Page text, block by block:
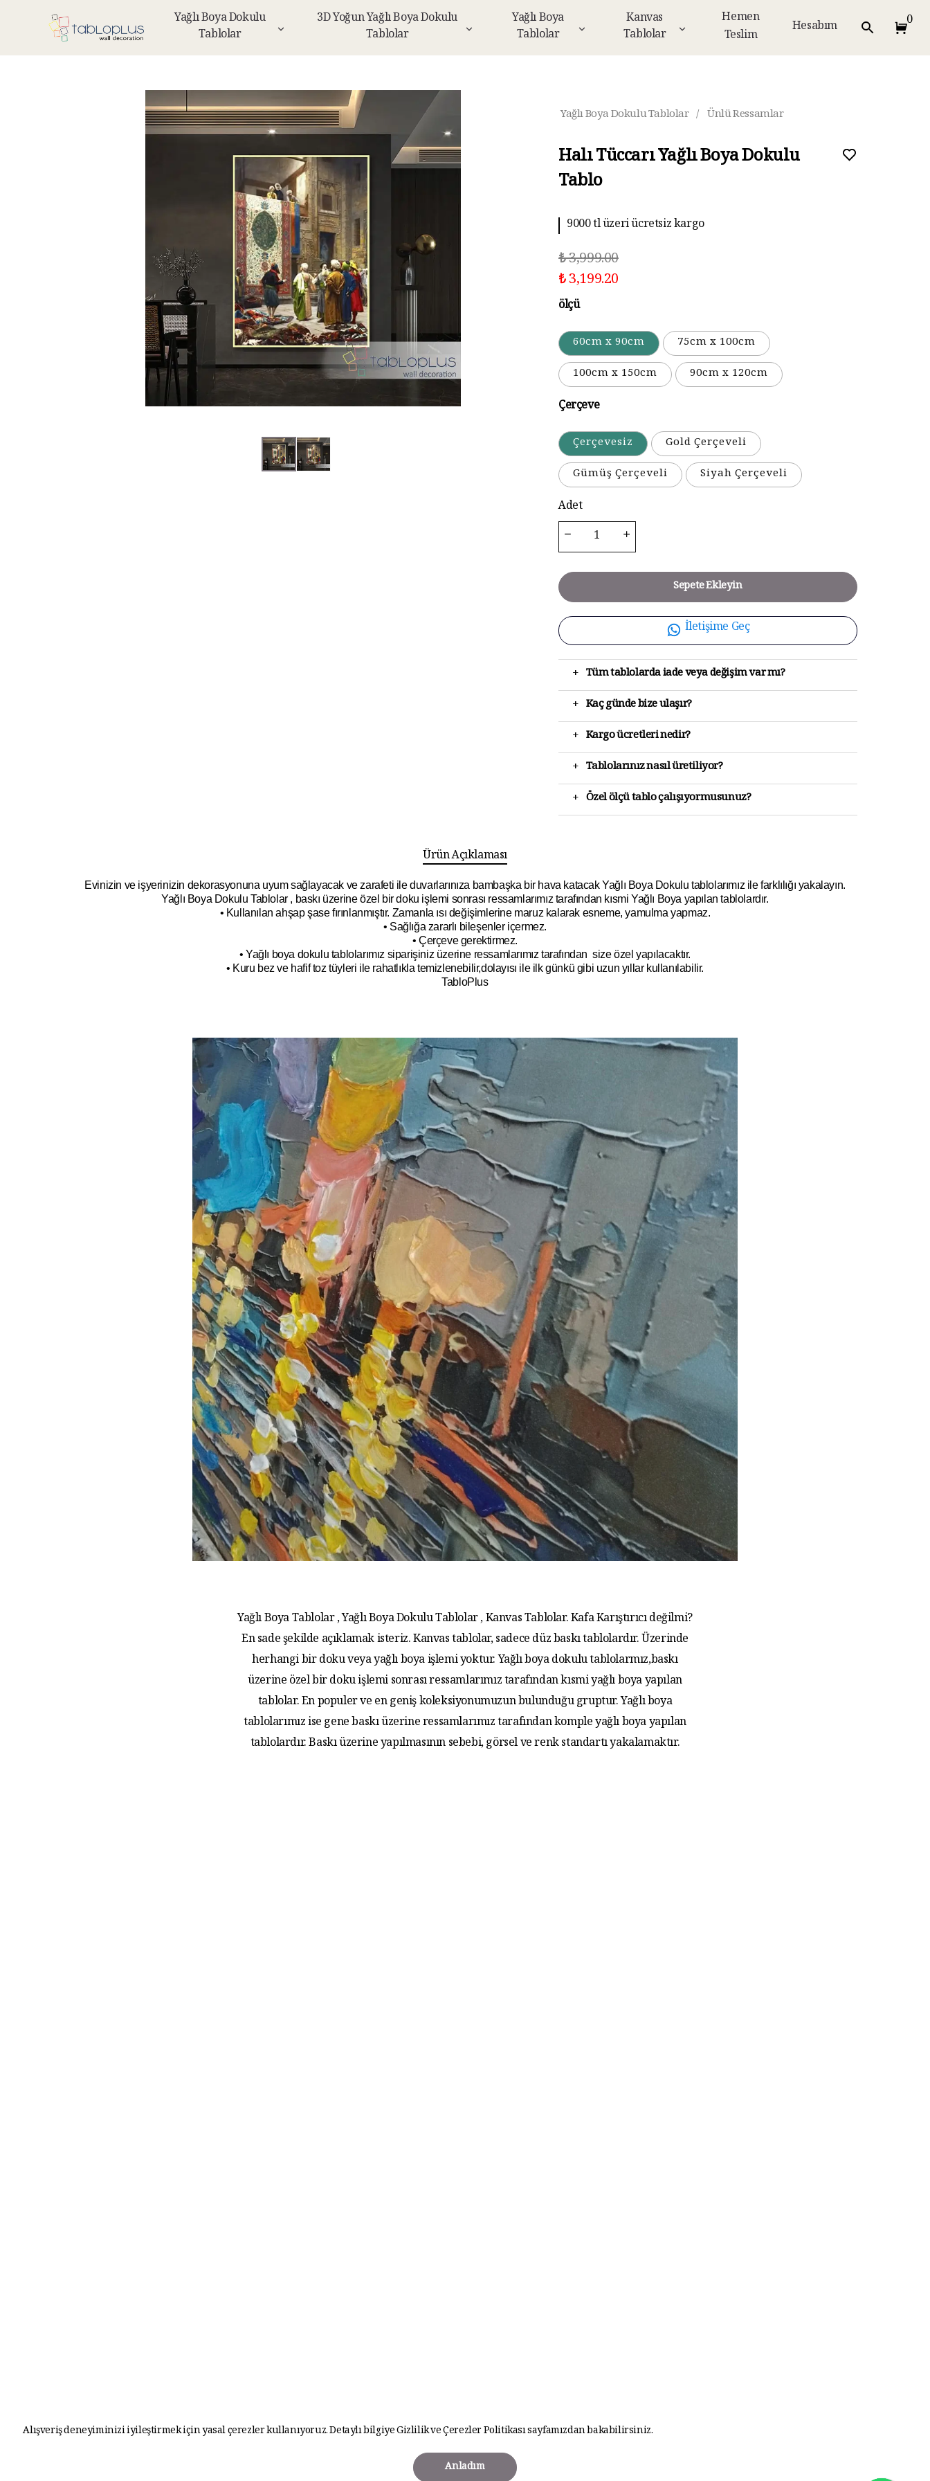
Yağlı Boya Dokulu
Tablolar
3D Yoğun Yağlı Boya Dokulu
Tablolar
Yağlı Boya
Tablolar
Kanvas
Tablolar
Hemen
Teslim
Hesabım 0
Alışveriş deneyiminizi iyileştirmek için yasal çerezler kullanıyoruz. Detaylı bilgiyeGizlilik ve Çerezler Politikasısayfamızdan bakabilirsiniz.
Anladım
Yağlı Boya Dokulu Tablolar / Ünlü Ressamlar
Halı Tüccarı Yağlı Boya Dokulu
Tablo
9000 tl üzeri ücretsiz kargo
₺ 3,999.00
₺ 3,199.20
ölçü
60cm x 90cm
75cm x 100cm
100cm x 150cm
90cm x 120cm
Çerçeve
Çerçevesiz
Gold Çerçeveli
Gümüş Çerçeveli
Siyah Çerçeveli
Adet
Sepete Ekleyin
İletişime Geç
+ Tüm tablolarda iade veya değişim var mı?
+ Kaç günde bize ulaşır?
+ Kargo ücretleri nedir?
+ Tablolarınız nasıl üretiliyor?
+ Özel ölçü tablo çalışıyormusunuz?
Ürün Açıklaması
Evinizin ve işyerinizin dekorasyonuna uyum sağlayacak ve zarafeti ile duvarlarınıza bambaşka bir hava katacakYağlı Boya Dokulu tablolarımız ile farklılığı yakalayın.
Yağlı Boya Dokulu Tablolar , baskı üzerine özel bir doku işlemi sonrası ressamlarımız tarafından kısmi Yağlı Boya yapılan tablolardır.
• Kullanılan ahşap şase fırınlanmıştır. Zamanla ısı değişimlerine maruz kalarak esneme, yamulma yapmaz.
• Sağlığa zararlı bileşenler içermez.
• Çerçeve gerektirmez.
• Yağlı boya dokulu tablolarımız siparişiniz üzerine ressamlarımız tarafından size özel yapılacaktır.
• Kuru bez ve hafif toz tüyleri ile rahatlıkla temizlenebilir,dolayısı ile ilk günkü gibi uzun yıllar kullanılabilir.
TabloPlus
Yağlı Boya Tablolar , Yağlı Boya Dokulu Tablolar , Kanvas Tablolar. Kafa Karıştırıcı değilmi?
En sade şekilde açıklamak isteriz. Kanvas tablolar, sadece düz baskı tablolardır. Üzerinde
herhangi bir doku veya yağlı boya işlemi yoktur. Yağlı boya dokulu tablolarmız,baskı
üzerine özel bir doku işlemi sonrası ressamlarımız tarafından kısmi yağlı boya yapılan
tablolar. En populer ve en geniş koleksiyonumuzun bulunduğu gruptur. Yağlı boya
tablolarımız ise gene baskı üzerine ressamlarımız tarafından komple yağlı boya yapılan
tablolardır. Baskı üzerine yapılmasının sebebi, görsel ve renk standartı yakalamaktır.